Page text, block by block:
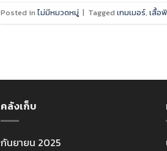
Posted in ไม่มีหมวดหมู่ | Tagged เกมเมอร์, เสื้อ
คลังเก็บ
กันยายน 2025